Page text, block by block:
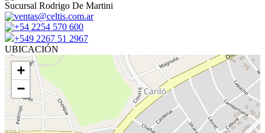
Sucursal Rodrigo De Martini
ventas@celtis.com.ar
+54 2254 570 600
+549 2267 51 2967
UBICACIÓN
+
−